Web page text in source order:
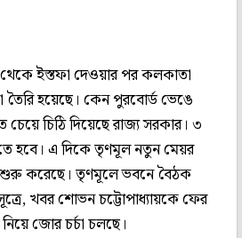
ইস্তফা দেওয়ার পর কলকাতা
তৈরি হয়েছে। কেন পুরবোর্ড ভেঙে
চিঠি দিয়েছে রাজ্য সরকার। ৩
হবে। এ দিকে তৃণমূল নতুন মেয়র
করেছে। তৃণমূলে ভবনে বৈঠক
খবর শোভন চট্টোপাধ্যায়কে ফের
জোর চর্চা চলছে।